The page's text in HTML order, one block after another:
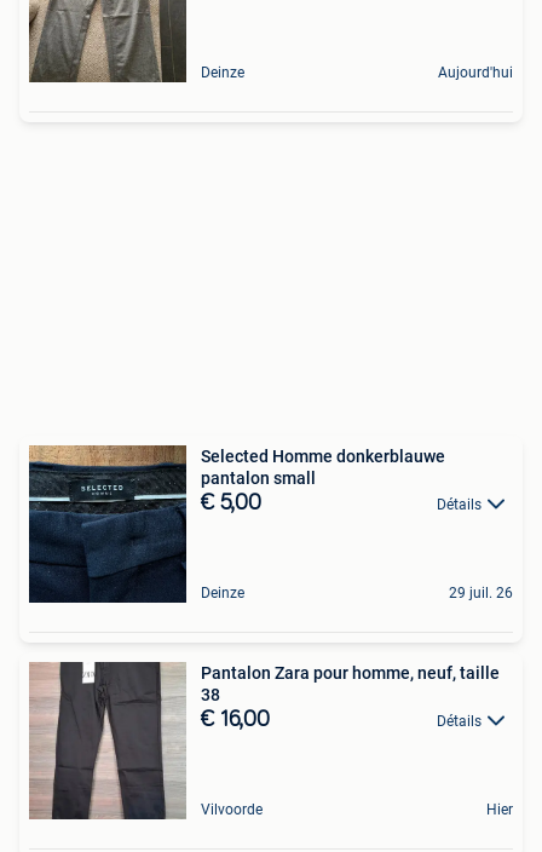
Deinze Aujourd'hui
Selected Homme donkerblauwe
pantalon small
€ 5,00 Détails
Deinze 29 juil. 26
Pantalon Zara pour homme, neuf, taille
38
€ 16,00 Détails
Vilvoorde Hier